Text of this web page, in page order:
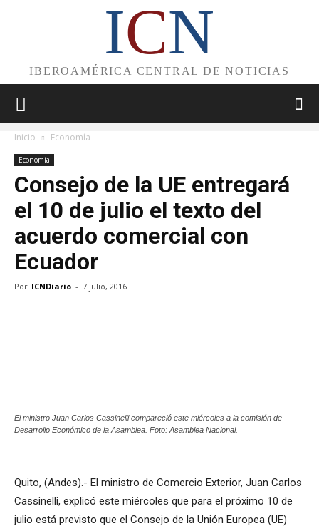
ICN
IBEROAMÉRICA CENTRAL DE NOTICIAS
Inicio Economía
Economía
Consejo de la UE entregará
el 10 de julio el texto del
acuerdo comercial con
Ecuador
Por ICNDiario - 7 julio, 2016
El ministro Juan Carlos Cassinelli compareció este miércoles a la comisión de
Desarrollo Económico de la Asamblea. Foto: Asamblea Nacional.
Quito, (Andes).- El ministro de Comercio Exterior, Juan Carlos
Cassinelli, explicó este miércoles que para el próximo 10 de
julio está previsto que el Consejo de la Unión Europea (UE)